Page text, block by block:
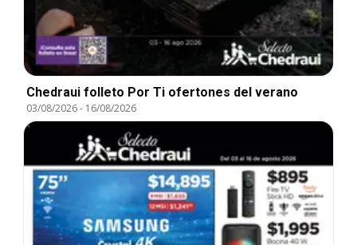
Chedraui folleto Por Ti ofertones del verano
03/08/2026- 16/08/2026